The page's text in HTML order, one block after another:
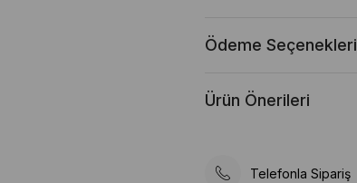
Ödeme Seçenekleri
Ürün Önerileri
Telefonla Sipariş